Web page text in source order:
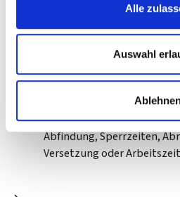
Alle
Auswahl
Lexikon
Stichworten aus dem
unserem Alltag häufig eine
etwa Kündigung,
Abfindung, Sperrzeiten,
Versetzung oder